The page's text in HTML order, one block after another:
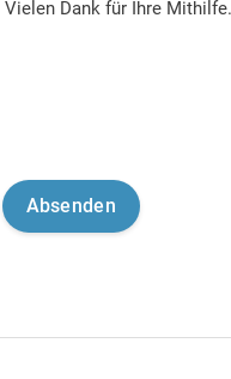
Vielen Dank für Ihre Mithilfe.